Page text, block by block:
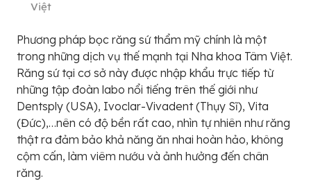
Việt
Phương pháp bọc răng sứ thẩm mỹ chính là một
trong những dịch vụ thế mạnh tại Nha khoa Tâm Việt.
Răng sứ tại cơ sở này được nhập khẩu trực tiếp từ
những tập đoàn labo nổi tiếng trên thế giới như
Dentsply (USA), Ivoclar-Vivadent (Thụy Sĩ), Vita
(Đức),…nên có độ bền rất cao, nhìn tự nhiên như răng
thật ra đảm bảo khả năng ăn nhai hoàn hảo, không
cộm cấn, làm viêm nướu và ảnh hưởng đến chân
răng.